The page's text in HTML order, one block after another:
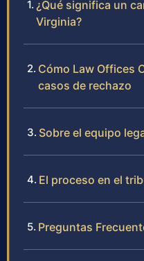
¿Qué significa un
Virginia?
Cómo Law Offices
casos de rechazo
Sobre el equipo
El proceso en el
Preguntas